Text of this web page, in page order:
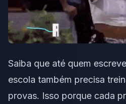
Saiba que até quem
escola também precisa
provas. Isso porque cada